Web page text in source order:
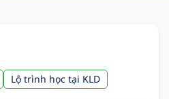
Lộ trình học tại KLD